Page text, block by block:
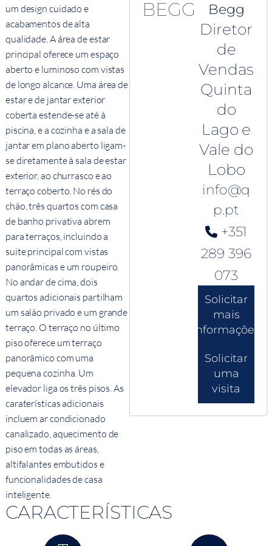
um design cuidado e
acabamentos de alta
qualidade. A área de estar
principal oferece um espaço
aberto e luminoso com vistas
de longo alcance. Uma área de
estar e de jantar exterior
coberta estende-se até à
piscina, e a cozinha e a sala de
jantar em plano aberto ligam-
se diretamente à sala de estar
exterior, ao churrasco e ao
terraço coberto. No rés do
chão, três quartos com casa
de banho privativa abrem
para terraços, incluindo a
suite principal com vistas
panorâmicas e um roupeiro.
No andar de cima, dois
quartos adicionais partilham
um salão privado e um grande
terraço. O terraço no último
piso oferece um terraço
panorâmico com uma
pequena cozinha. Um
elevador liga os três pisos. As
caraterísticas adicionais
incluem ar condicionado
canalizado, aquecimento de
piso em todas as áreas,
altifalantes embutidos e
funcionalidades de casa
inteligente.
Begg
Diretor
de
Vendas
Quinta
do
Lago e
Vale do
Lobo
info@q
p.pt
+351
289 396
073
Solicitar
mais
informações
Solicitar
uma
visita
CARACTERÍSTICAS